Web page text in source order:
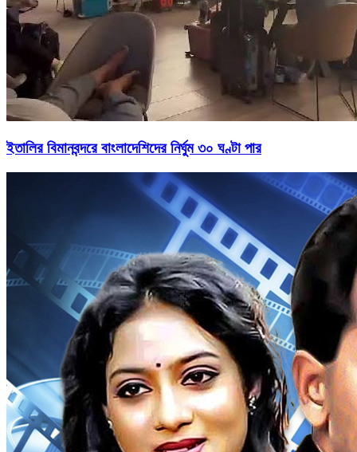
ইতালির বিমানবন্দরে বাংলাদেশিদের নির্ঘুম ৩০ ঘণ্টা পার